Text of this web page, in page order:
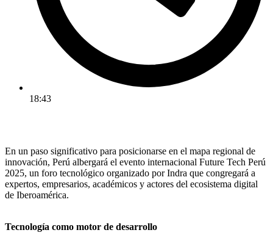
18:43
En un paso significativo para posicionarse en el mapa regional de
innovación, Perú albergará el evento internacional Future Tech Perú
2025, un foro tecnológico organizado por Indra que congregará a
expertos, empresarios, académicos y actores del ecosistema digital
de Iberoamérica.
Tecnología como motor de desarrollo